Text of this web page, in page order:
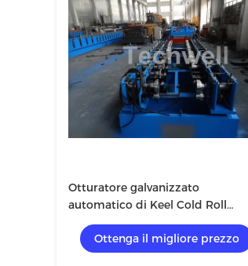
Otturatore galvanizzato
automatico di Keel Cold Roll
Forming Machine della porta
Ottenga il migliore prezzo